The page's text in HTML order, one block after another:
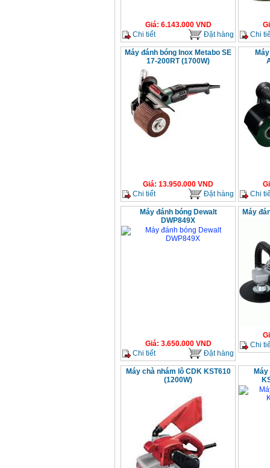
Giá: 6.143.000VND
Chi tiết
Đặt hàng
Chi
Máy đánh bóng Inox Metabo SE
17-200RT (1700W)
Giá: 13.950.000 VND
Chi tiết
Đặt hàng
Chi
Máy đánh bóng Dewalt
DWP849X
Giá: 3.650.000VND
Chi tiết
Đặt hàng
Máy
Chi
Máy chà nhám lô CDK KST610
(1200W)